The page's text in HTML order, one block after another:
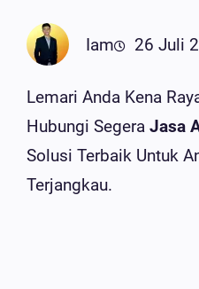
Iam 26 Juli
Lemari Anda Kena
Hubungi Segera Jasa
Solusi Terbaik Untuk
Terjangkau.